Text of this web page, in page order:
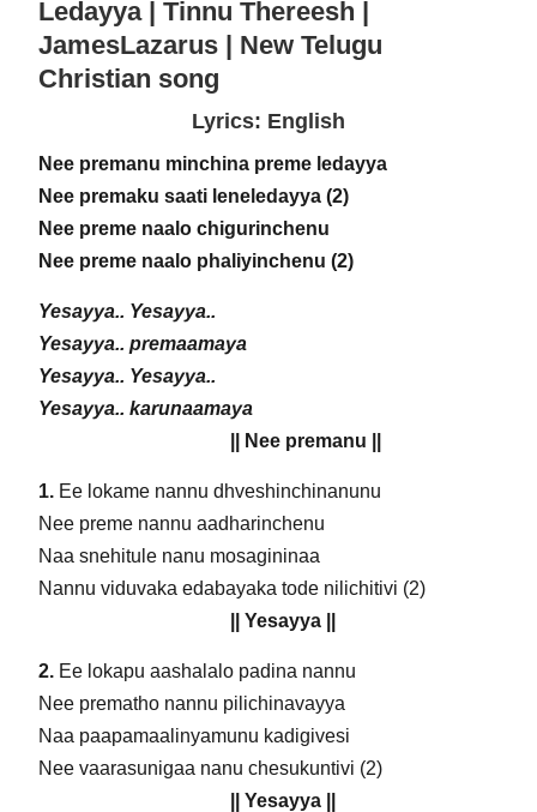
Ledayya | Tinnu Thereesh |
JamesLazarus | New Telugu
Christian song
Lyrics: English
Nee premanu minchina preme ledayya
Nee premaku saati leneledayya (2)
Nee preme naalo chigurinchenu
Nee preme naalo phaliyinchenu (2)
Yesayya.. Yesayya..
Yesayya.. premaamaya
Yesayya.. Yesayya..
Yesayya.. karunaamaya
|| Nee premanu ||
1.Ee lokame nannu dhveshinchinanunu
Nee preme nannu aadharinchenu
Naa snehitule nanu mosagininaa
Nannu viduvaka edabayaka tode nilichitivi (2)
|| Yesayya ||
2.Ee lokapu aashalalo padina nannu
Nee prematho nannu pilichinavayya
Naa paapamaalinyamunu kadigivesi
Nee vaarasunigaa nanu chesukuntivi (2)
|| Yesayya ||